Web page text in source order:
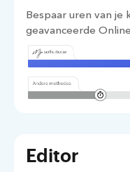
Bespaar uren van
geavanceerde
Editor